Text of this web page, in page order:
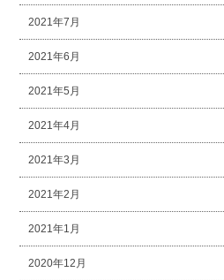
2021年7月
2021年6月
2021年5月
2021年4月
2021年3月
2021年2月
2021年1月
2020年12月